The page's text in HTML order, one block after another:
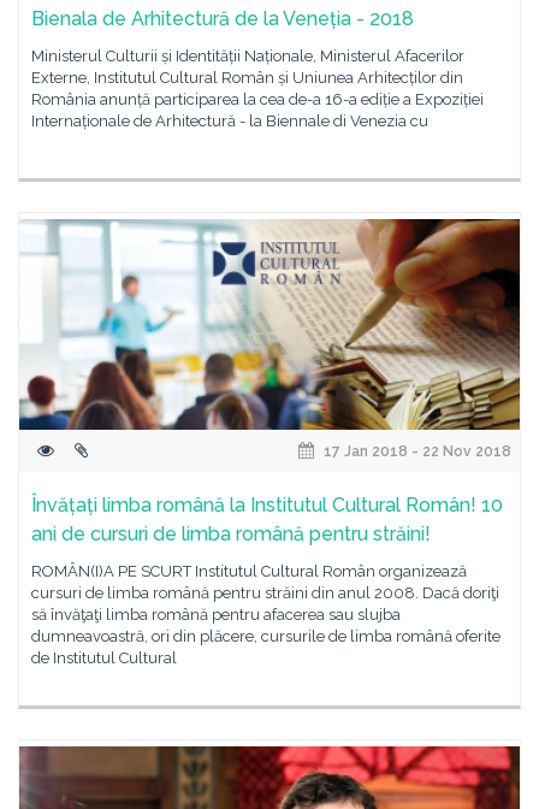
Bienala de Arhitectură de la Veneția - 2018
Ministerul Culturii și Identității Naționale, Ministerul Afacerilor
Externe, Institutul Cultural Român și Uniunea Arhitecților din
România anunță participarea la cea de-a 16-a ediție a Expoziției
Internaționale de Arhitectură - la Biennale di Venezia cu
17 Jan 2018 - 22 Nov 2018
Învățați limba română la Institutul Cultural Român! 10
ani de cursuri de limba română pentru străini!
ROMÂN(I)A PE SCURT Institutul Cultural Român organizează
cursuri de limba română pentru străini din anul 2008. Dacă doriţi
să învăţaţi limba română pentru afacerea sau slujba
dumneavoastră, ori din plăcere, cursurile de limba română oferite
de Institutul Cultural